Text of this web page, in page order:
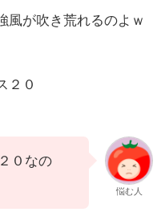
風が吹き荒れるのよｗ
２０
０なの
悩む人